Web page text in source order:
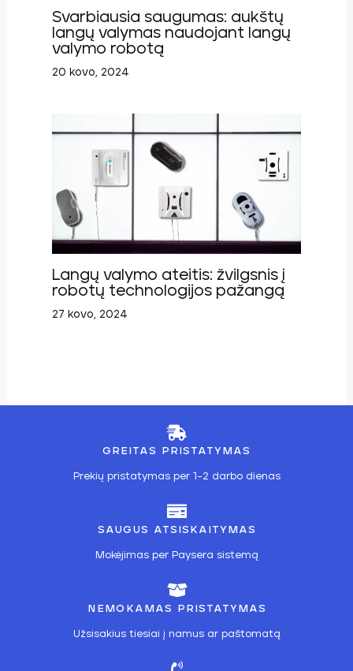
Svarbiausia saugumas: aukštų
langų valymas naudojant langų
valymo robotą
20 kovo, 2024
Langų valymo ateitis: žvilgsnis į
robotų technologijos pažangą
27 kovo, 2024
GREITAS PRISTATYMAS
Prekių pristatymas per 1-2 darbo dienas
SAUGUS ATSISKAITYMAS
Mokėjimas per Paysera sistemą
NEMOKAMAS PRISTATYMAS
Užsisakius tiesiai į namus ar paštomatą